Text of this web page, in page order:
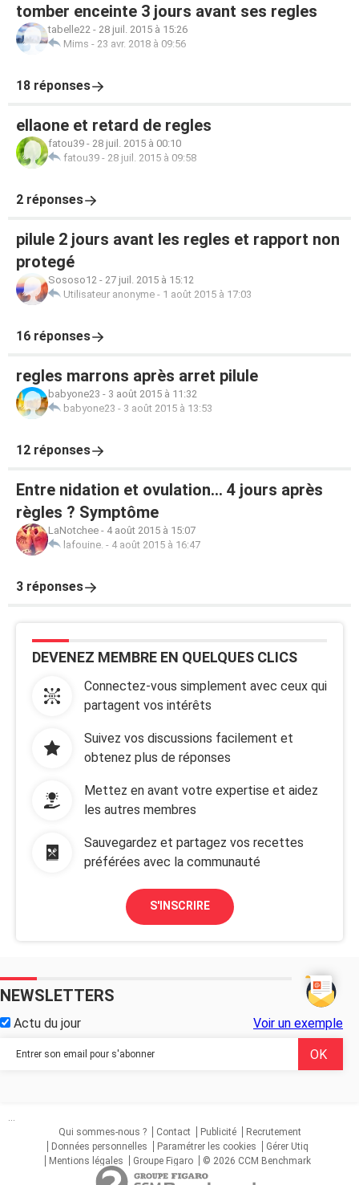
tomber enceinte 3 jours avant ses regles
tabelle22 - 28 juil. 2015 à 15:26
Mims - 23 avr. 2018 à 09:56
18 réponses
ellaone et retard de regles
fatou39 - 28 juil. 2015 à 00:10
fatou39 - 28 juil. 2015 à 09:58
2 réponses
pilule 2 jours avant les regles et rapport non
protegé
Sososo12 - 27 juil. 2015 à 15:12
Utilisateur anonyme - 1 août 2015 à 17:03
16 réponses
regles marrons après arret pilule
babyone23 - 3 août 2015 à 11:32
babyone23 - 3 août 2015 à 13:53
12 réponses
Entre nidation et ovulation... 4 jours après
règles ? Symptôme
LaNotchee - 4 août 2015 à 15:07
lafouine. - 4 août 2015 à 16:47
3 réponses
DEVENEZ MEMBRE EN QUELQUES CLICS
Connectez-vous simplement avec ceux qui
partagent vos intérêts
Suivez vos discussions facilement et
obtenez plus de réponses
Mettez en avant votre expertise et aidez
les autres membres
Sauvegardez et partagez vos recettes
préférées avec la communauté
S'INSCRIRE
NEWSLETTERS
Actu du jour Voir un exemple
...
Qui sommes-nous ?
Contact Publicité
Recrutement
Données personnelles
Paramétrer les cookies
Gérer Utiq
Mentions légales
Groupe Figaro © 2026 CCM Benchmark